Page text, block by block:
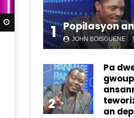
Watch Later1 JOHN BOISGUENE
2
Pa
an